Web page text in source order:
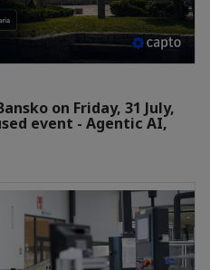
on Friday, 31 July,
event - Agentic AI,